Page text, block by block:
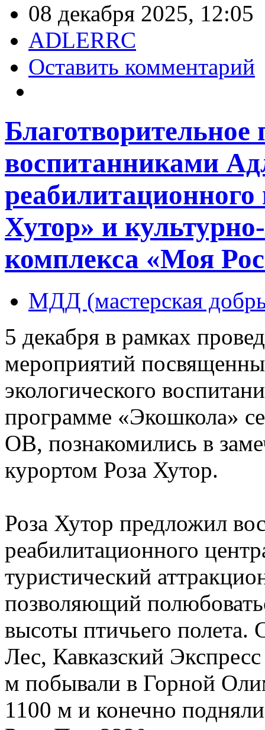
08 декабря 2025, 12:05
ADLERRC
Оставить комментарий
Благотворительное
воспитанниками
реабилитационного
Хутор» и
комплекса «Моя
МДД (мастерская
5 декабря в рамках
мероприятий
экологического
программе «Экошкола»
ОВ, познакомились в
курортом Роза Хутор.
Роза Хутор предложил
реабилитационного
туристический
позволяющий
высоты птичьего полета.
Лес, Кавказский
м побывали в Горной
1100 м и конечно